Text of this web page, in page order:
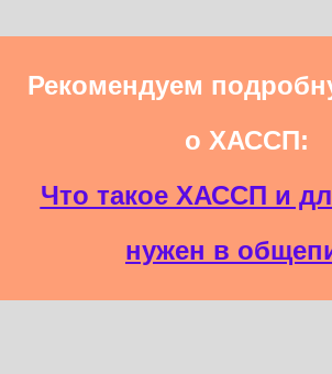
Рекомендуем
о ХАССП:
Что такое ХАССП и
нужен в